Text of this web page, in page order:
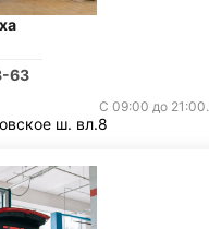
63
С 09:00 до
ш. вл.8